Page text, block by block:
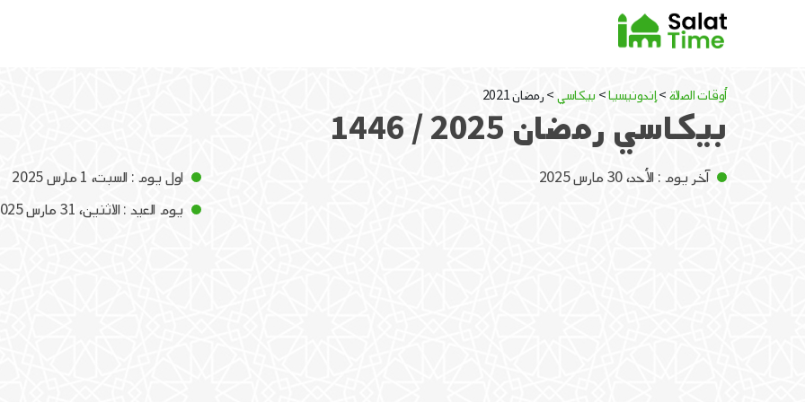
أوقات الصلاة >إندونيسيا> بيكاسي > رمضان 2021
بيكاسي رمضان 2025 / 1446
اول يوم : السبت، 1 مارس 2025
آخر يوم : الأحد، 30 مارس 2025
يوم العيد : الاثنين، 31 مارس 2025